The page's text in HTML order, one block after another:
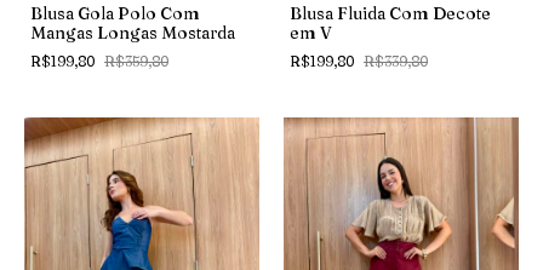
Blusa Gola Polo Com
Mangas Longas Mostarda
R$199,80 R$359,80
Blusa Fluida Com Decote
em V
R$199,80 R$339,80